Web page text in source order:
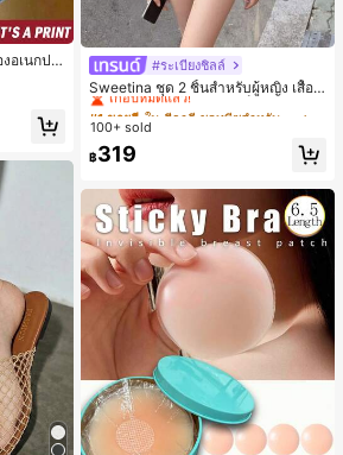
อเนกปร
#ระเบียงชิลล์
Sweetina ชุด 2 ชิ้นสำหรับผู้หญิง เสื้อก
ล้ามเข้ารูปพิมพ์ลายจุดสีบล็อกหลังเปิด
และกางเกงขาสั้นเอวพับ
#1 ขายดี
เกือบหมดแล้ว!
#1 ขายดี
เกือบหมดแล้ว!
#1 ขายดี
เกือบหมดแล้ว!
#1 ขายดี
100+ sold
฿319